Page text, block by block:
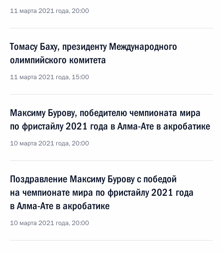
11 марта 2021 года, 20:00
Томасу Баху, президенту Международного
олимпийского комитета
11 марта 2021 года, 15:00
Максиму Бурову, победителю чемпионата мира
по фристайлу 2021 года в Алма-Ате в акробатике
10 марта 2021 года, 20:00
Поздравление Максиму Бурову с победой
на чемпионате мира по фристайлу 2021 года
в Алма-Ате в акробатике
10 марта 2021 года, 20:00